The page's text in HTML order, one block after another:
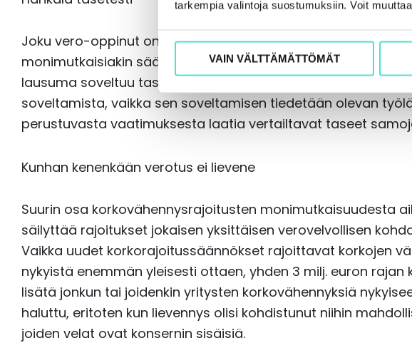
tarkempia valintoja suostumuksiin. Voit
VAIN VÄLTTÄMÄTTÖMÄT
Joku vero-oppinut on todennut, että verovelvolliset
monimutkaisiakin säännöksiä, jos niissä säädetään
lausuma soveltuu tasetestiin, joka haluttiin rajoittamaan
soveltamista, vaikka sen soveltamisen tiedetään olevan
perustuvasta vaatimuksesta laatia vertailtavat taseet
Kunhan kenenkään verotus ei lievene
Suurin osa korkovähennysrajoitusten monimutkaisuudesta
säilyttää rajoitukset jokaisen yksittäisen verovelvollisen
Vaikka uudet korkorajoitussäännökset rajoittavat korkojen
nykyistä enemmän yleisesti ottaen, yhden 3 milj. euron
lisätä jonkun tai joidenkin yritysten korkovähennyksiä
haluttu, eritoten kun lievennys olisi kohdistunut niihin
joiden velat ovat konsernin sisäisiä.